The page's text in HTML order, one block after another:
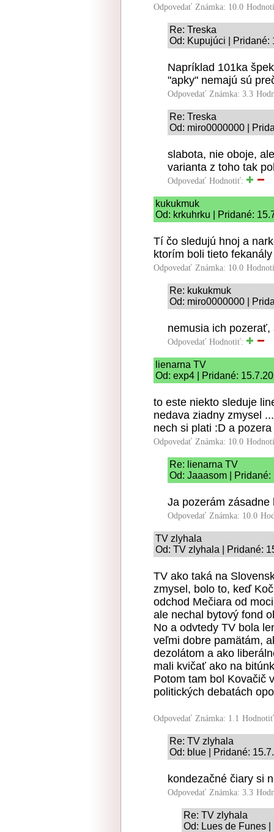
Odpovedať Známka: 10.0
Re: Treska
Od: Kupujúci | Pridané:
Napríklad 101ka
"apky" nemajú sú
Odpovedať Známka: 3.3
Re: Treska
Od: miro0000000 |
slabota, nie oboje,
varianta z toho tak
Odpovedať Hodnotiť:
kukukmuk
Od: krkuhrku | Pridané:
Tí čo sledujú hnoj a
ktorím boli tieto
Odpovedať Známka: 10.0
Re: kukukmuk
Od: miro0000000 |
nemusia ich
Odpovedať Hodnotiť:
lienarna TV
Od: exp4 | Pridané:
to este niekto sleduje
nedava ziadny zmysel
nech si plati :D a
Odpovedať Známka: 10.0
Re: lienarna TV
Od: Jaaasom |
Ja pozerám zásadne
Odpovedať Známka: 10.0
TV zlyhala
Od: TV zlyhala | Pridané:
TV ako taká na
zmysel, bolo to, keď
odchod Mečiara od
ale nechal bytový fond
No a odvtedy TV bola
veľmi dobre pamätám,
dezolátom a ako
mali kvičať ako na
Potom tam bol Kovačič
politických debatách
Odpovedať Známka: 1.1
Re: TV zlyhala
Od: blue | Pridané:
kondezačné čiary si
Odpovedať Známka: 3.3
Re: TV zlyhala
Od: Lues de Funes